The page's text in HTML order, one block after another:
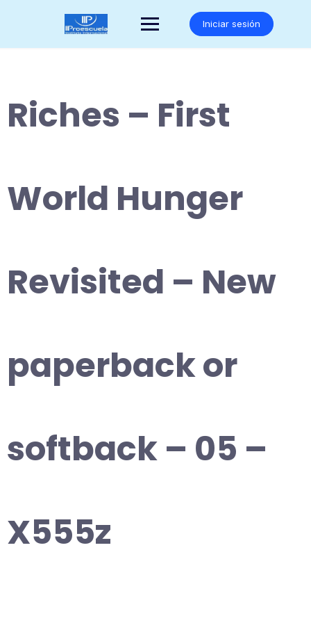
Iniciar sesión
Riches – First
World Hunger
Revisited – New
paperback or
softback – 05 –
X555z